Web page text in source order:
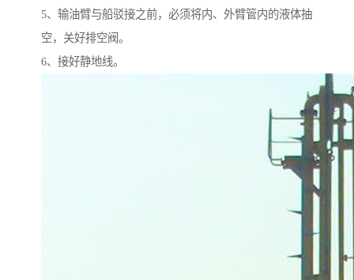
5、输油臂与船驳接之前，必须将内、外臂管内的液体抽
空，关好排空阀。
6、接好静地线。